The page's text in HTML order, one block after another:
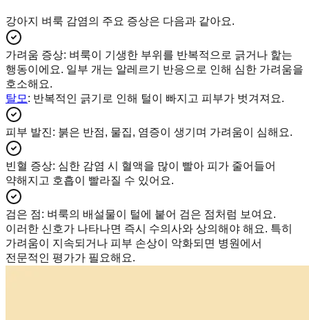
강아지 벼룩 감염의 주요 증상은 다음과 같아요.
가려움 증상: 벼룩이 기생한 부위를 반복적으로 긁거나 핥는
행동이에요. 일부 개는 알레르기 반응으로 인해 심한 가려움을
호소해요.
탈모 : 반복적인 긁기로 인해 털이 빠지고 피부가 벗겨져요.
피부 발진: 붉은 반점, 물집, 염증이 생기며 가려움이 심해요.
빈혈 증상: 심한 감염 시 혈액을 많이 빨아 피가 줄어들어
약해지고 호흡이 빨라질 수 있어요.
검은 점: 벼룩의 배설물이 털에 붙어 검은 점처럼 보여요.
이러한 신호가 나타나면 즉시 수의사와 상의해야 해요. 특히
가려움이 지속되거나 피부 손상이 악화되면 병원에서
전문적인 평가가 필요해요.